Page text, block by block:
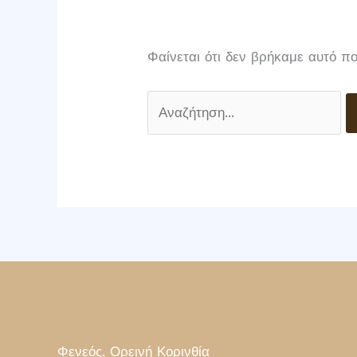
Φαίνεται ότι δεν βρήκαμε αυτό
Φενεός, Ορεινή Κορινθία